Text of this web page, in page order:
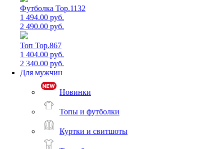
Футболка Top.1132
1 494.00 руб.
2 490.00 руб.
Топ Top.867
1 404.00 руб.
2 340.00 руб.
Для мужчин
Новинки
Топы и футболки
Куртки и свитшоты